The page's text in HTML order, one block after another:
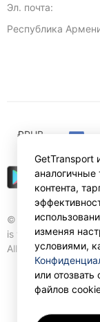
Эл. почта:
Республика
© Gettransport
is trademark of
All rights reserved.
₽RUB
GetTransport
аналогичные
контента,
изменяя
условиями,
или отозвать
файлов